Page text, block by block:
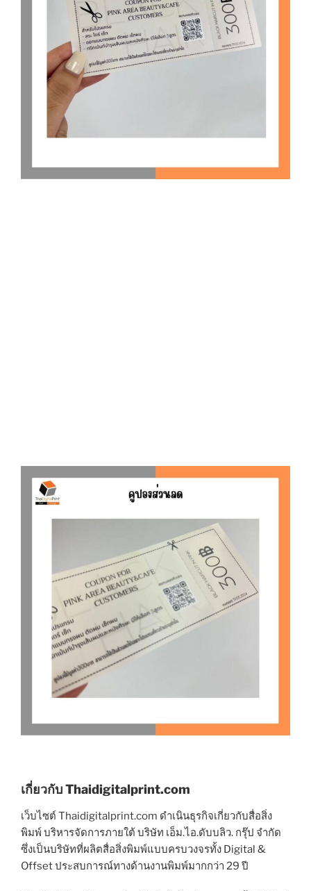
เกี่ยวกับ Thaidigitalprint.com
เว็บไซต์ Thaidigitalprint.com ดำเนินธุรกิจเกี่ยวกับสื่อสิ่ง
พิมพ์ บริหารจัดการภายใต้ บริษัท เอ็ม.ไอ.ดับบลิว. กรุ๊ป จำกัด
ซึ่งเป็นบริษัทที่ผลิตสื่อสิ่งพิมพ์แบบครบวงจรทั้ง Digital &
Offset ประสบการณ์ทางด้านงานพิมพ์มากกว่า 29 ปี